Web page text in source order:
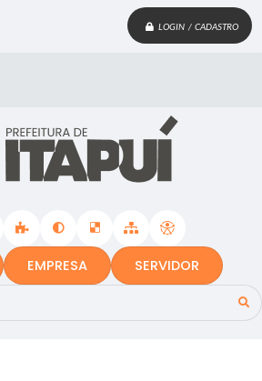
LOGIN / CADASTRO
EMPRESA SERVIDOR